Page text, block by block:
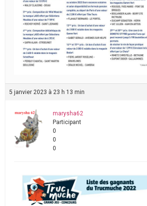
5 janvier 2023 à 23 h 13 min
marysha62
Participant
0
0
0